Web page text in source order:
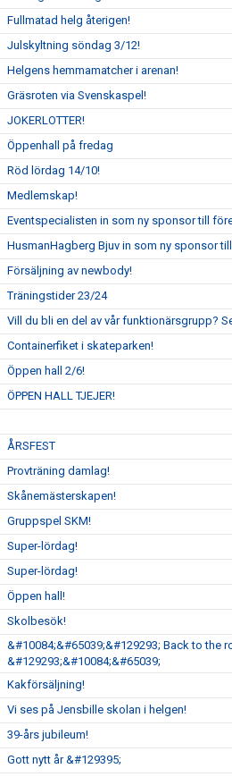
Fullmatad helg återigen!
Julskyltning söndag 3/12!
Helgens hemmamatcher i arenan!
Gräsroten via Svenskaspel!
JOKERLOTTER!
Öppenhall på fredag
Röd lördag 14/10!
Medlemskap!
Eventspecialisten in som ny sponsor till
HusmanHagberg Bjuv in som ny sponsor
Försäljning av newbody!
Träningstider 23/24
Vill du bli en del av vår funktionärsgrupp?
Containerfiket i skateparken!
Öppen hall 2/6!
ÖPPEN HALL TJEJER!
ÅRSFEST
Provträning damlag!
Skånemästerskapen!
Gruppspel SKM!
Super-lördag!
Super-lördag!
Öppen hall!
Skolbesök!
&#10084;&#65039;&#129293; Back to the
&#129293;&#10084;&#65039;
Kakförsäljning!
Vi ses på Jensbille skolan i helgen!
39-års jubileum!
Gott nytt år &#129395;